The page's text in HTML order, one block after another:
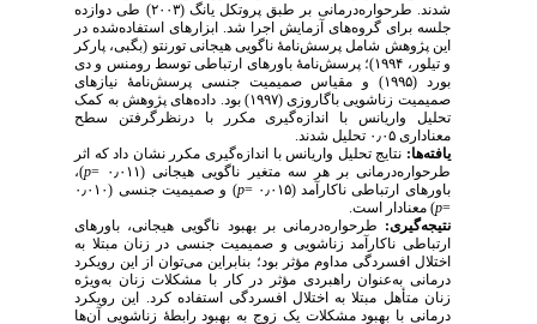
شدند. طرحواره‌درمانی بر طبق پروتکل یانگ (۲۰۰۳) طی دوازده
جلسه برای گروه‌های آزمایش اجرا شد. ابزارهای استفاده‌شده در
این پژوهش شامل پرسش‌نامهٔ ناگویی هیجانی تورنتو (بگبی، پارکر
و تیلور، ۱۹۹۴)؛ پرسش‌نامهٔ باورهای ارتباطی توسط رومنس و دی
بورد (۱۹۹۵) و مقیاس صمیمیت جنسی پرسش‌نامهٔ نیازهای
صمیمیت زناشویی باگاروزی (۱۹۹۷) بود. داده‌های پژوهش به کمک
تحلیل واریانس با اندازه‌گیری مکرر با در‌نظر‌گرفتن سطح
معناداری ۰٫۰۵ تحلیل شدند.
یافته‌ها:نتایج تحلیل واریانس با اندازه‌گیری مکرر نشان داد که اثر
طرحواره‌درمانی بر هر سه متغیر ناگویی هیجانی (۰٫۰۱۱ =
p)،
باورهای ارتباطی ناکارآمد (۰٫۰۱۵ =
p
) و صمیمیت جنسی (۰٫۰۱۰
p) معنادار است.
نتیجه‌گیری:طرحواره‌درمانی بر بهبود ناگویی هیجانی، باورهای
ارتباطی ناکارآمد زناشویی و صمیمیت جنسی در زنان مبتلا به
اختلال افسردگی مداوم مؤثر بود؛ بنابراین می‌توان از این رویکرد
درمانی به‌عنوان راهبردی مؤثر در کار با مشکلات زنان به‌ویژه
زنان متأهل مبتلا به اختلال افسردگی استفاده کرد. این رویکرد
درمانی با بهبود مشکلات یک زوج به بهبود رابطهٔ زناشویی آن‌ها